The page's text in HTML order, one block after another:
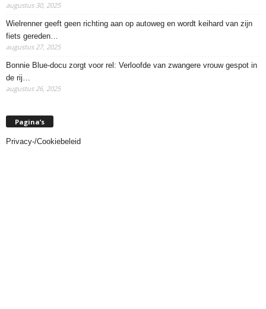
augustus 30, 2025
Wielrenner geeft geen richting aan op autoweg en wordt keihard van zijn
fiets gereden…
augustus 27, 2025
Bonnie Blue-docu zorgt voor rel: Verloofde van zwangere vrouw gespot in
de rij…
augustus 26, 2025
Pagina’s
Privacy-/Cookiebeleid